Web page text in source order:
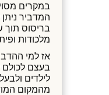
במקרים
המדביר
בריסוס תוך
מלכודות
אז למי
בעצם לכולם
לילדים
מהמקום